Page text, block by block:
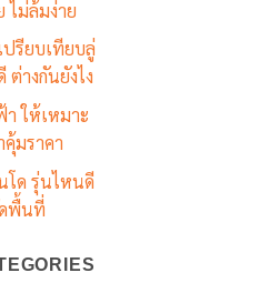
ไม่ล้มง่าย
ปรียบเทียบลู่
ต่างกันยังไง
า ให้เหมาะ
คุ้มราคา
โด รุ่นไหนดี
พื้นที่